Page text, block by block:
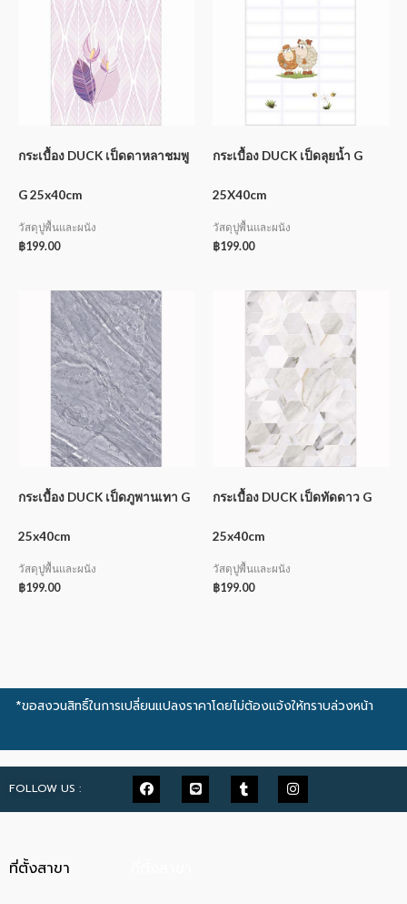
กระเบื้อง DUCK เป็ดดาหลาชมพู
G 25x40cm
วัสดุปูพื้นและผนัง
฿199.00
กระเบื้อง DUCK เป็ดลุยน้ำ G
25X40cm
วัสดุปูพื้นและผนัง
฿199.00
กระเบื้อง DUCK เป็ดภูพานเทา G
25x40cm
วัสดุปูพื้นและผนัง
฿199.00
กระเบื้อง DUCK เป็ดทัดดาว G
25x40cm
วัสดุปูพื้นและผนัง
฿199.00
*ขอสงวนสิทธิ์ในการเปลี่ยนแปลงราคาโดยไม่ต้องแจ้งให้ทราบล่วงหน้า
FOLLOW US :
ที่ตั้งสาขา